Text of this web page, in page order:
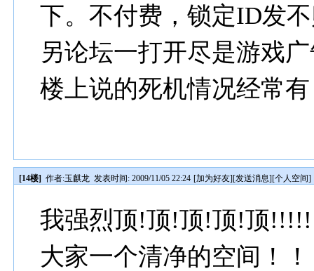
下。不付费，锁定ID发
另论坛一打开尽是游戏
楼上说的死机情况经常
[14楼] 作者:玉麒龙 发表时间: 2009/11/05 22:24 [加为好友][发送消息][个人空间]
我强烈顶!顶!顶!顶!顶
大家一个清净的空间！